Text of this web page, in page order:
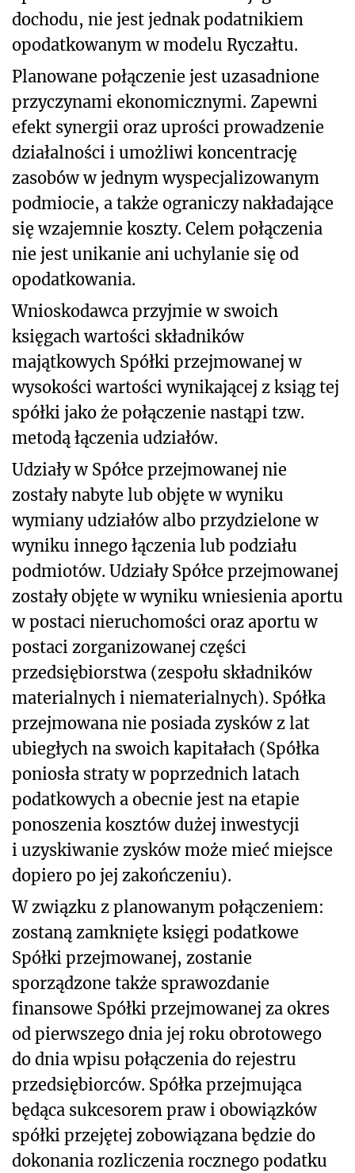
dochodu, nie jest jednak podatnikiem
opodatkowanym w modelu Ryczałtu.
Planowane połączenie jest uzasadnione
przyczynami ekonomicznymi. Zapewni
efekt synergii oraz uprości prowadzenie
działalności i umożliwi koncentrację
zasobów w jednym wyspecjalizowanym
podmiocie, a także ograniczy nakładające
się wzajemnie koszty. Celem połączenia
nie jest unikanie ani uchylanie się od
opodatkowania.
Wnioskodawca przyjmie w swoich
księgach wartości składników
majątkowych Spółki przejmowanej w
wysokości wartości wynikającej z ksiąg tej
spółki jako że połączenie nastąpi tzw.
metodą łączenia udziałów.
Udziały w Spółce przejmowanej nie
zostały nabyte lub objęte w wyniku
wymiany udziałów albo przydzielone w
wyniku innego łączenia lub podziału
podmiotów. Udziały Spółce przejmowanej
zostały objęte w wyniku wniesienia aportu
w postaci nieruchomości oraz aportu w
postaci zorganizowanej części
przedsiębiorstwa (zespołu składników
materialnych i niematerialnych). Spółka
przejmowana nie posiada zysków z lat
ubiegłych na swoich kapitałach (Spółka
poniosła straty w poprzednich latach
podatkowych a obecnie jest na etapie
ponoszenia kosztów dużej inwestycji
i uzyskiwanie zysków może mieć miejsce
dopiero po jej zakończeniu).
W związku z planowanym połączeniem:
zostaną zamknięte księgi podatkowe
Spółki przejmowanej, zostanie
sporządzone także sprawozdanie
finansowe Spółki przejmowanej za okres
od pierwszego dnia jej roku obrotowego
do dnia wpisu połączenia do rejestru
przedsiębiorców. Spółka przejmująca
będąca sukcesorem praw i obowiązków
spółki przejętej zobowiązana będzie do
dokonania rozliczenia rocznego podatku